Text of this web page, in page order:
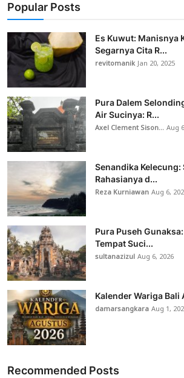
Popular Posts
Es Kuwut: Manisnya
Segarnya Cita R...
revitomanikJan 20, 2025
Pura Dalem
Air Sucinya: R...
Axel Clement Sison...Aug
Senandika Kelecung:
Rahasianya d...
Reza KurniawanAug 6,
Pura Puseh
Tempat Suci...
sultanazizulAug 6, 2026
Kalender Wariga
damarsangkaraAug 1,
Recommended Posts